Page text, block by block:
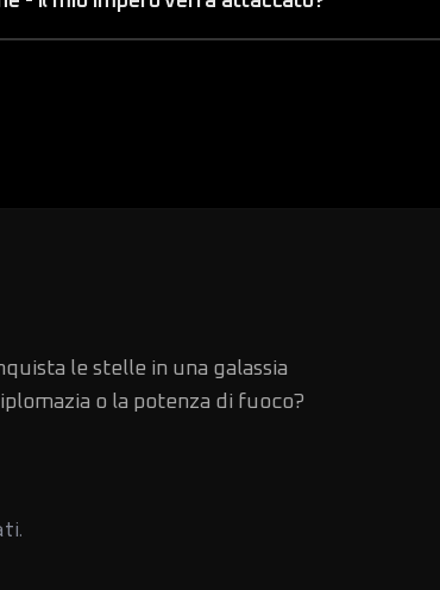
le stelle in una galassia
o la potenza di fuoco?